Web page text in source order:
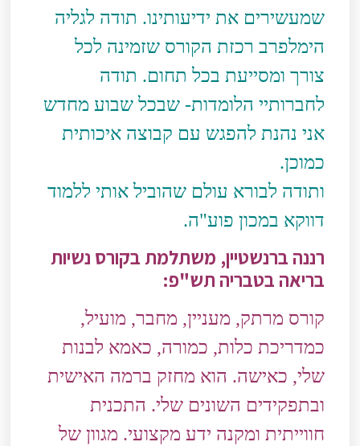
שמעשירים את ידיעותינו. תודה לגליה
הימלפרב רכזת הקורס שזמינה לכל
צורך ומסייעת בכל תחום. תודה
לחברותיי הלומדות- שבכל שבוע מחדש
אני נהנת להפגש עם קבוצה איכותית
כמוכן.
ותודה לבורא עולם שהוביל אותי ללמוד
דווקא במכון פוע"ה.
רננה ברנשטיין, משתלמת בקורס נשיות
בריאה בטבריה תש"פ:
קורס מרתק, מעניין, מחבר, מועיל,
כמדריכת כלות, כמורה, כאמא לבנות
שלי, כאישה. הוא מחזק ברמה האישית
ובתפקידים השונים שלי. התכנית
חווייתית ומקנה ידע מקצועי. מגוון של